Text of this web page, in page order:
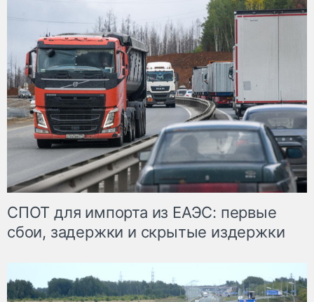
СПОТ для импорта из ЕАЭС: первые
сбои, задержки и скрытые издержки